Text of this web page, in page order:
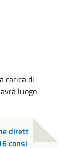
carica di
luogo
dirett
consi